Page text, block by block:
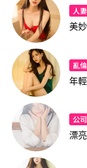
人
美
亂
年
公
漂